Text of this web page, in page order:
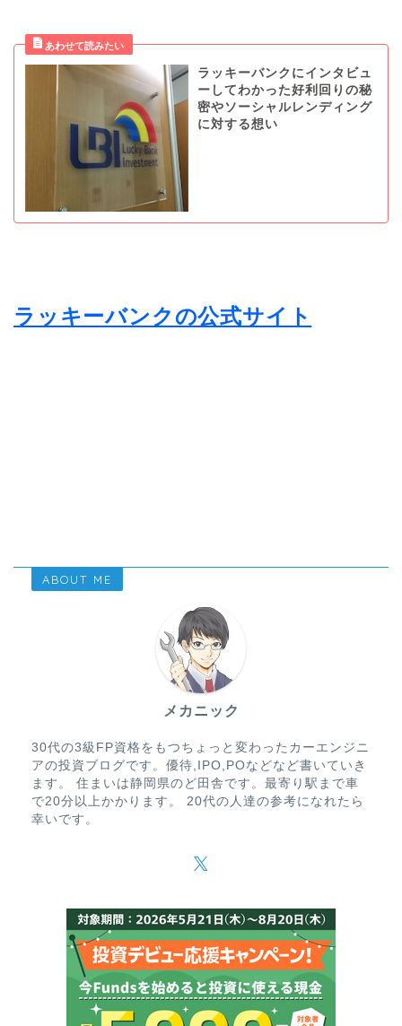
ラッキーバンクにインタビュ
ーしてわかった好利回りの秘
密やソーシャルレンディング
に対する想い
ラッキーバンクの公式サイト
ABOUT ME
メカニック
30代の3級FP資格をもつちょっと変わったカーエンジニ
アの投資ブログです。優待,IPO,POなどなど書いていき
ます。 住まいは静岡県のど田舎です。最寄り駅まで車
で20分以上かかります。 20代の人達の参考になれたら
幸いです。